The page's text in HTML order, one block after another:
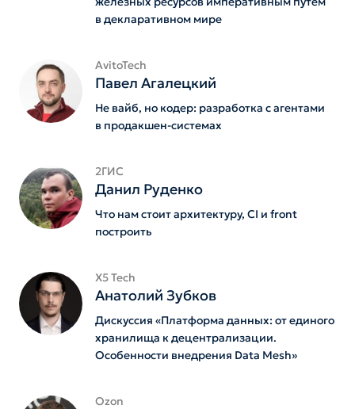
в декларативном мире
AvitoTech
Павел Агалецкий
Не вайб, но кодер: разработка с агентами
в продакшен-системах
2ГИС
Данил Руденко
Что нам стоит архитектуру, CI и front
построить
X5 Tech
Анатолий Зубков
Дискуссия «Платформа данных: от единого
хранилища к децентрализации.
Особенности внедрения Data Mesh»
Ozon